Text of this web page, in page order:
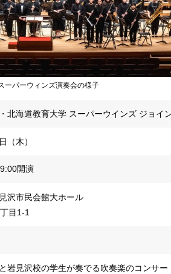
ーパーウィンズ演奏会の様子
北海道教育大学 スーパーウインズ ジョイ
（木）
開演
沢市民会館大ホール
目1-1
岩見沢校の学生が奏でる吹奏楽のコンサー